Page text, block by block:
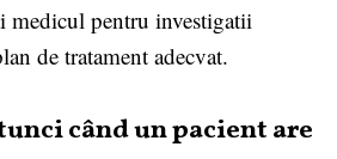
medicul pentru investigatii
de tratament adecvat.
când un pacient are